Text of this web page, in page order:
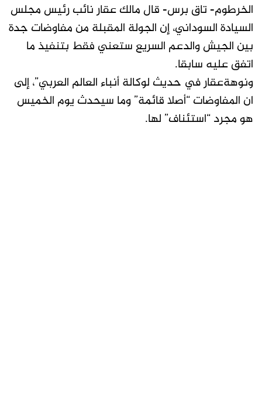
الخرطوم- تاق برس- قال مالك عقار نائب رئيس مجلس
السيادة السوداني، إن الجولة المقبلة من مفاوضات جدة
بين الجيش والدعم السريع ستعني فقط بتنفيذ ما
اتفق عليه سابقا.
ونوهةعقار في حديث لوكالة أنباء العالم العربي”، إلى
ان المفاوضات “أصلا قائمة” وما سيحدث يوم الخميس
هو مجرد “استئناف” لها.